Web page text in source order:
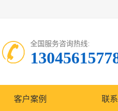
全国服务咨询热线:
客户案例 联